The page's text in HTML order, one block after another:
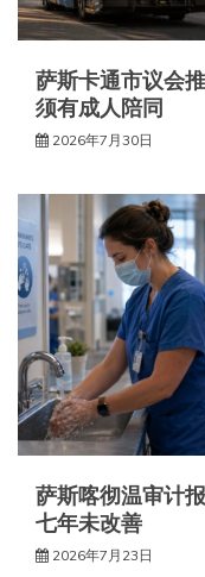
萨斯卡通市议会
须有成人陪同
2026年7月30日
萨斯喀彻温审计
七年未改善
2026年7月23日